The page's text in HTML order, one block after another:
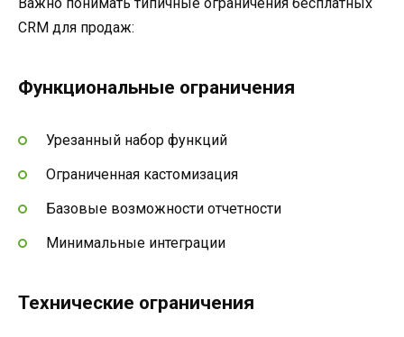
CRM для продаж:
Функциональные ограничения
Урезанный набор функций
Ограниченная кастомизация
Базовые возможности отчетности
Минимальные интеграции
Технические ограничения